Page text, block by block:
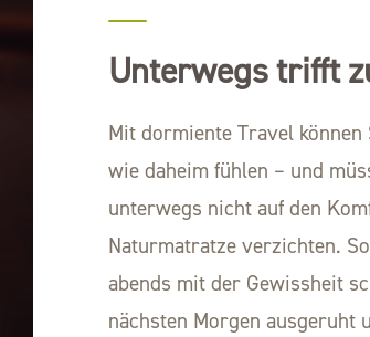
Unterwegs trifft
Mit dormiente Travel
wie daheim fühlen – und
unterwegs nicht auf den
Naturmatratze verzichten.
abends mit der Gewissheit
nächsten Morgen ausgeruht